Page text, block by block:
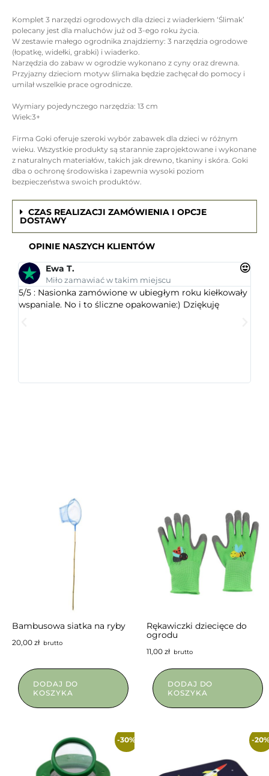
Komplet 3 narzędzi ogrodowych dla dzieci z wiaderkiem ‘Ślimak’
polecany jest dla maluchów już od 3-ego roku życia.
W zestawie małego ogrodnika znajdziemy: 3 narzędzia ogrodowe
(łopatkę, widełki, grabki) i wiaderko.
Narzędzia do zabaw w ogrodzie wykonano z cyny oraz drewna.
Przyjazny dzieciom motyw ślimaka będzie zachęcał do pomocy i
umilał wszelkie prace ogrodnicze.
Wymiary pojedynczego narzędzia: 13 cm
Wiek:3+
Firma Goki oferuje szeroki wybór zabawek dla dzieci w różnym
wieku. Wszystkie produkty są starannie zaprojektowane i wykonane
z naturalnych materiałów, takich jak drewno, tkaniny i skóra. Goki
dba o ochronę środowiska i zapewnia wysoki poziom
bezpieczeństwa swoich produktów.
CZAS REALIZACJI ZAMÓWIENIA I OPCJE
DOSTAWY
OPINIE NASZYCH KLIENTÓW
Ewa T.
Miło zamawiać w takim miejscu
5/5 : Nasionka zamówione w ubiegłym roku kiełkowały
wspaniale. No i to śliczne opakowanie:) Dziękuję
Bambusowa siatka na ryby
20,00 złbrutto
DODAJ DO
KOSZYKA
Rękawiczki dziecięce do
ogrodu
11,00 złbrutto
DODAJ DO
KOSZYKA
-30% -